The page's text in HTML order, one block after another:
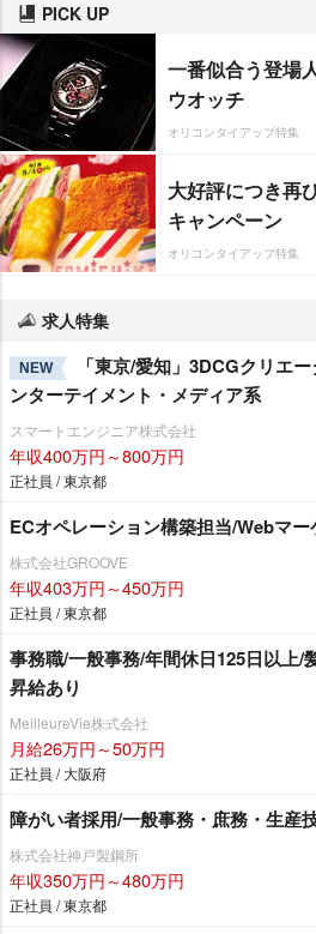
PICK UP
一番似合う登場
ウオッチ
オリコンタイアップ特集
大好評につき再
キャンペーン
オリコンタイアップ特集
求人特集
NEW
「東京/愛知」3DCGクリエ
ンターテイメント・メディア系
スマートエンジニア株式会社
年収400万円～800万円
正社員 / 東京都
ECオペレーション構築担当/Webマ
株式会社GROOVE
年収403万円～450万円
正社員 / 東京都
事務職/一般事務/年間休日125日以上/
昇給あり
MeilleureVie株式会社
月給26万円～50万円
正社員 / 大阪府
障がい者採用/一般事務・庶務・生産
株式会社神戸製鋼所
年収350万円～480万円
正社員 / 東京都